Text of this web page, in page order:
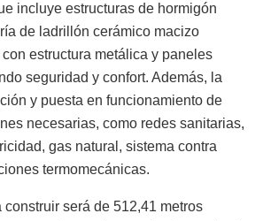
incluye estructuras de hormigón
de ladrillón cerámico macizo
estructura metálica y paneles
seguridad y confort. Además, la
y puesta en funcionamiento de
necesarias, como redes sanitarias,
gas natural, sistema contra
termomecánicas.
construir será de 512,41 metros